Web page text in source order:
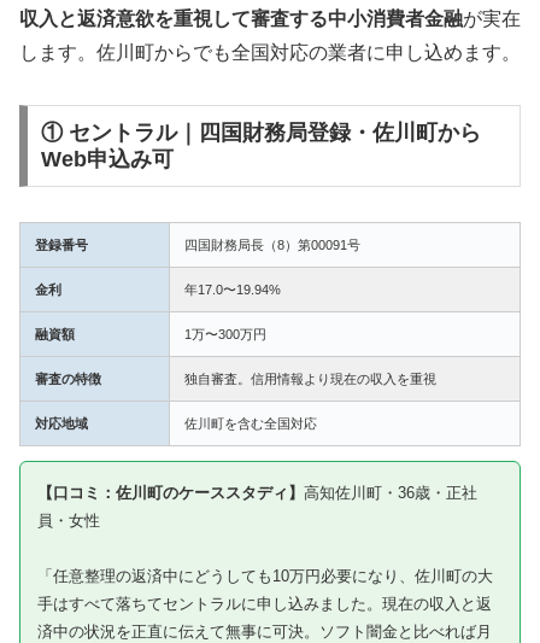
収入と返済意欲を重視して審査する中小消費者金融が実在
します。佐川町からでも全国対応の業者に申し込めます。
① セントラル｜四国財務局登録・佐川町から
Web申込み可
登録番号 四国財務局長（8）第00091号
金利 年17.0〜19.94%
融資額 1万〜300万円
審査の特徴 独自審査。信用情報より現在の収入を重視
対応地域 佐川町を含む全国対応
【口コミ：佐川町のケーススタディ】 高知佐川町・36歳・正社
員・女性
「任意整理の返済中にどうしても10万円必要になり、佐川町の大
手はすべて落ちてセントラルに申し込みました。現在の収入と返
済中の状況を正直に伝えて無事に可決。ソフト闇金と比べれば月